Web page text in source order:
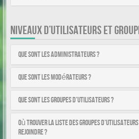
NIVEAUX D’UTILISATEURS ET
Que sont les administrateurs ?
Que sont les modérateurs ?
Que sont les groupes d’utilisateurs ?
Où trouver la liste des groupes
rejoindre ?